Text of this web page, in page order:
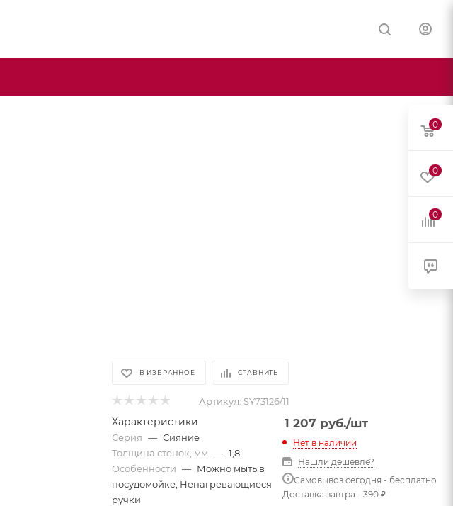
В ИЗБРАННОЕ СРАВНИТЬ
Артикул: SY73126/11
Характеристики
Серия — Сияние
Толщина стенок, мм — 1,8
Особенности — Можно мыть в
посудомойке, Ненагревающиеся
ручки
1 207 руб./шт
Нет в наличии
Нашли дешевле?
Самовывоз сегодня - бесплатно
Доставка завтра - 390 ₽
0
0
0